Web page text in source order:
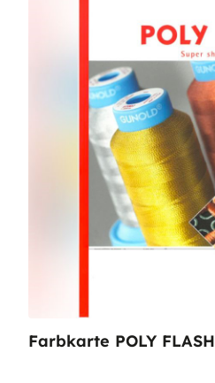
Farbkarte POLY FLASH